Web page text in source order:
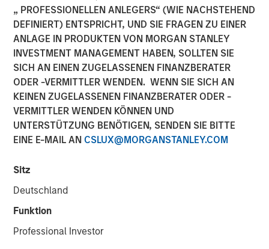
„ PROFESSIONELLEN ANLEGERS“ (WIE NACHSTEHEND
DEFINIERT) ENTSPRICHT, UND SIE FRAGEN ZU EINER
ANLAGE IN PRODUKTEN VON MORGAN STANLEY
INVESTMENT MANAGEMENT HABEN, SOLLTEN SIE
SICH AN EINEN ZUGELASSENEN FINANZBERATER
ODER -VERMITTLER WENDEN. WENN SIE SICH AN
KEINEN ZUGELASSENEN FINANZBERATER ODER -
VERMITTLER WENDEN KÖNNEN UND
UNTERSTÜTZUNG BENÖTIGEN, SENDEN SIE BITTE
EINE E-MAIL AN CSLUX@MORGANSTANLEY.COM
Sitz
Deutschland
Funktion
Professional Investor
01 JUNI 2018
FORT WORTH, TX — June 1, 2018
Investment funds managed by Morgan Stanley Energy
Investment Management, and Fort Worth, Texas-based
Presidio Investment Holdings LLC (“Presidio Petroleum” or
whereby MSEP has made a majority equity investment in
Presidio Petroleum to facilitate the acquisition from